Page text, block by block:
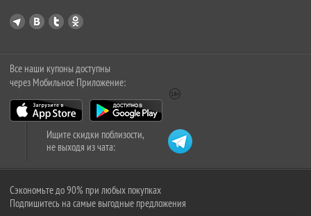
Все наши купоны доступны
через Мобильное Приложение:
Ищите скидки поблизости,
не выходя из чата:
Сэкономьте до 90% при любых покупках
Подпишитесь на самые выгодные предложения